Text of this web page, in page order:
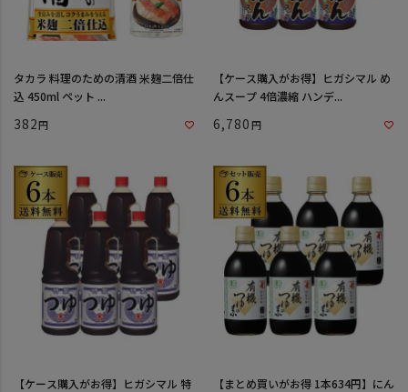
タカラ 料理のための清酒 米麹二倍仕
込 450ml ペット ...
382
【ケース購入がお得】ヒガシマル め
んスープ 4倍濃縮 ハンデ...
6,780
【ケース購入がお得】ヒガシマル 特
【まとめ買いがお得 1本634円】にん